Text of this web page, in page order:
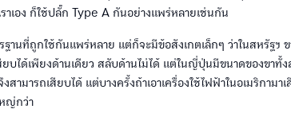
ราเอง ก็ใช้ปลั๊ก Type A กันอย่างแพร่หลายเช่นกัน
ฐานที่ถูกใช้กันแพร่หลาย แต่ก็จะมีข้อสังเกตเล็กๆ ว่าในสหรัฐฯ
ยบได้เพียงด้านเดียว สลับด้านไม่ได้ แต่ในญี่ปุ่นมีขนาดของขาทั้ง
สามารถเสียบได้ แต่บางครั้งถ้าเอาเครื่องใช้ไฟฟ้าในอเมริกาม
หญ่กว่า